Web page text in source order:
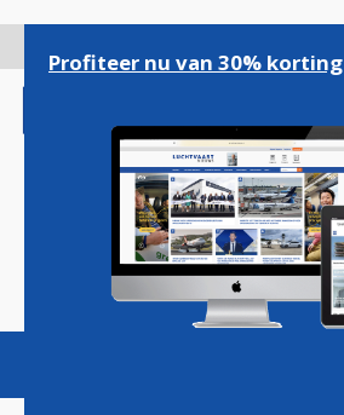
gaan
Magazine Podcasts
Profiteer nu van 30% korting